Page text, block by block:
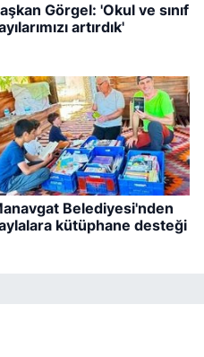
Görgel: 'Okul ve sınıf
artırdık'
Belediyesi'nden
kütüphane desteği